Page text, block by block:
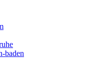
baden